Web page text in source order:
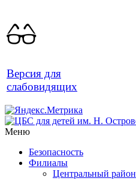
Версия для
слабовидящих
Меню
Безопасность
Филиалы
Центральный район